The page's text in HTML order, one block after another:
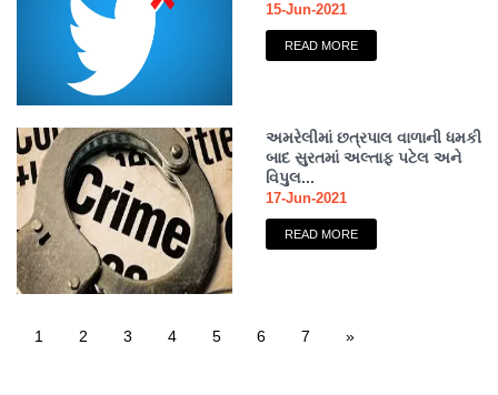
15-Jun-2021
READ MORE
અમરેલીમાં છત્રપાલ વાળાની ધમકી
બાદ સુરતમાં અલ્તાફ પટેલ અને
વિપુલ...
17-Jun-2021
READ MORE
1 2 3 4 5 6 7 »